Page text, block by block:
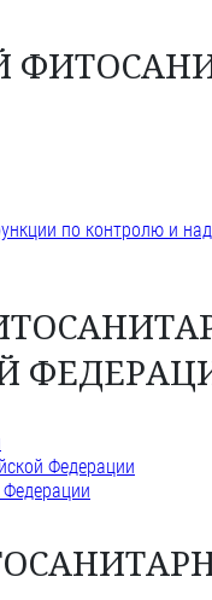
по контролю и
Федерации